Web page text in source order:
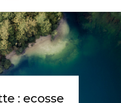
: ecosse